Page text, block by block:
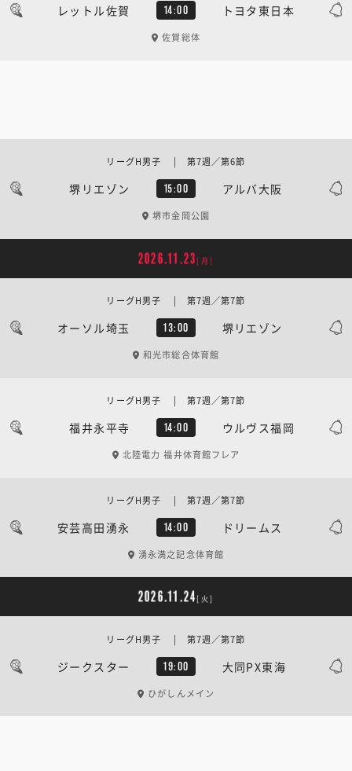
レットル佐賀 14:00 トヨタ東日本
佐賀総体
堺リエゾン 15:00 アルバ大阪
リーグH男子 | 第7週／第6節
堺市金岡公園
2026.11.23 [月]
オーソル埼玉 13:00 堺リエゾン
リーグH男子 | 第7週／第7節
和光市総合体育館
福井永平寺 14:00 ウルヴス福岡
リーグH男子 | 第7週／第7節
北陸電力 福井体育館フレア
安芸高田湧永 14:00 ドリームス
リーグH男子 | 第7週／第7節
湧永満之記念体育館
2026.11.24 [火]
ジークスター 19:00 大同PX東海
リーグH男子 | 第7週／第7節
ひがしんメイン